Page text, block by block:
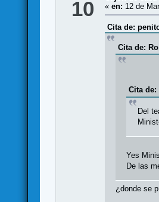
10
«en: 12 de
Cita de:
Cita de:
Cita de:
Del
Yes
De las
¿donde se